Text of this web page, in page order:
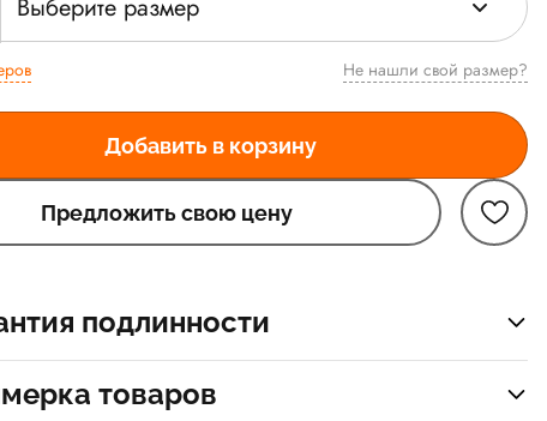
Выберите размер
Не нашли свой размер?
Добавить в корзину
Предложить свою цену
подлинности
товаров